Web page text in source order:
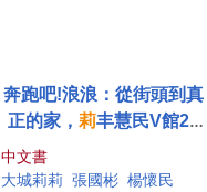
安卡．魏克曼 漢娜．瓦倫
奔跑吧!浪浪：從街頭到真
正的家， 莉丰慧民V館22
個救援奮鬥的故事
中文書
大城莉莉 張國彬 楊懷民